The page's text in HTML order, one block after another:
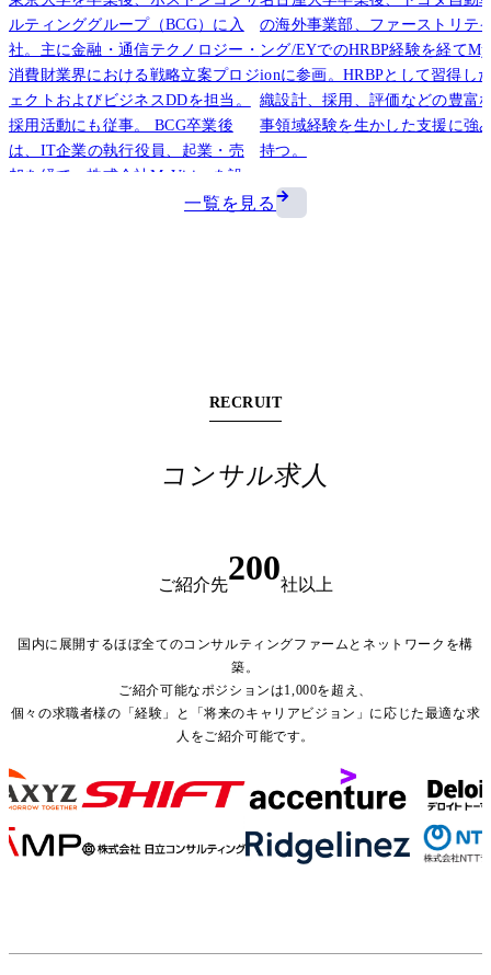
ルティンググループ（BCG）に入
社。主に金融・通信テクノロジー・
消費財業界における戦略立案プロジ
ェクトおよびビジネスDDを担当。
採用活動にも従事。 BCG卒業後
は、IT企業の執行役員、起業・売
却を経て、株式会社MyVisionを設
の海外事業部、ファーストリテ
ング/EYでのHRBP経験を経て
ionに参画。HRBPとして習得し
織設計、採用、評価などの豊富
事領域経験を生かした支援に強
持つ。
一覧を見る
RECRUIT
コンサル求人
ご紹介先200社以上
国内に展開するほぼ全てのコンサルティングファーム とネットワークを構
築。
ご紹介可能なポジションは1,000を超え、
個々の求職者様の 「経験」 と 「将来のキャリアビジョン」 に応じた最適な求
人 をご紹介可能です。